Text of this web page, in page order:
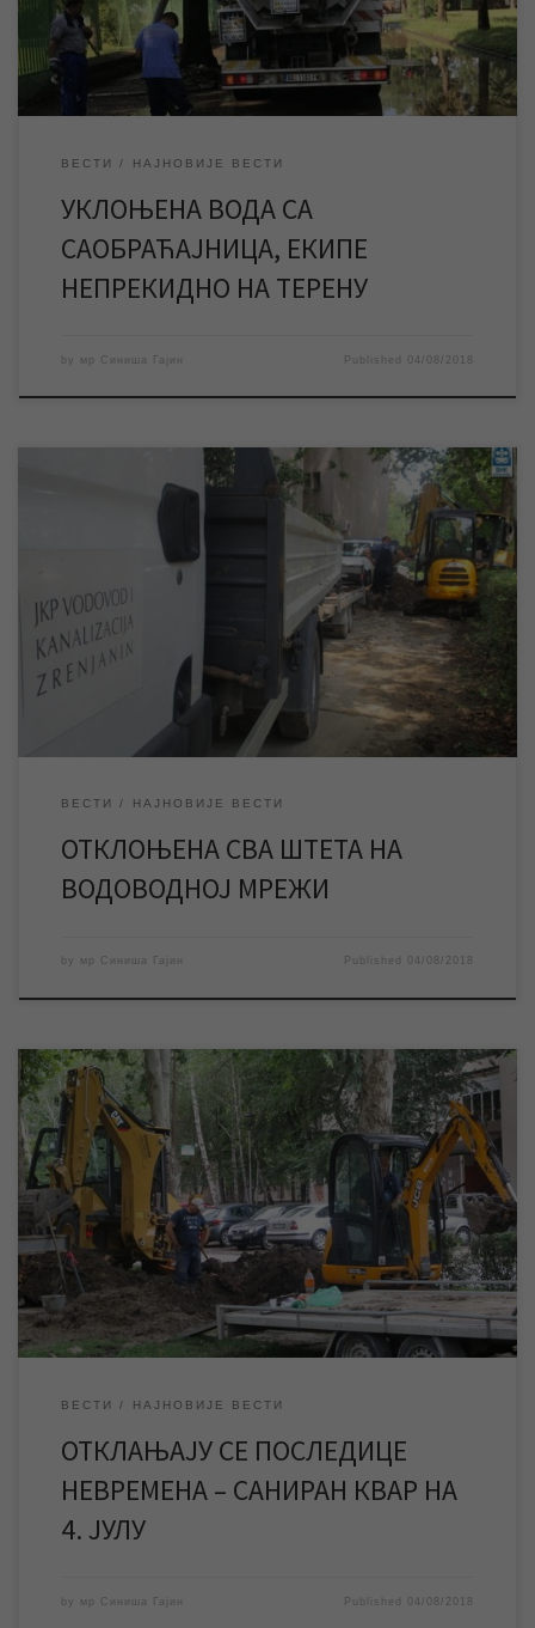
мања загушења. Невреме које је јуче у поподневним часовима
погодило наш […]
ВЕСТИ НАЈНОВИЈЕ ВЕСТИ
УКЛОЊЕНА ВОДА СА
САОБРАЋАЈНИЦА, ЕКИПЕ
НЕПРЕКИДНО НА ТЕРЕНУ
by мр Синиша Гајин Published 04/08/2018
Завршетком радова у Меленачкој улици отклоњена сва штета
на водоводној мрежи проузрокована синоћним невременом
који је погодио наш град. Снабдевање града водом стабилно и
уредно. Завршетком радова на отклањању кварова на
водоводној мрежи у Меленачкој улици, и непосредно пре тога
у насељу 4. јули, завршени су сви синоћ започети радови […]
ВЕСТИ НАЈНОВИЈЕ ВЕСТИ
ОТКЛОЊЕНА СВА ШТЕТА НА
ВОДОВОДНОЈ МРЕЖИ
by мр Синиша Гајин Published 04/08/2018
Екипе ЈКП „Водовод и канализација“ од синоћ непрекидно
раде на санацији последице невремена које је јуче погодило
наш град. Саниран је и квар на водоводној мрежи у градском
насељу 4. јул, а радови се тренутно изводе у Меленачкој
улици. Током јучерашњег невремена за само један сат пало је
85 литара […]
ВЕСТИ НАЈНОВИЈЕ ВЕСТИ
ОТКЛАЊАЈУ СЕ ПОСЛЕДИЦЕ
НЕВРЕМЕНА – САНИРАН КВАР НА
4. ЈУЛУ
by мр Синиша Гајин Published 04/08/2018